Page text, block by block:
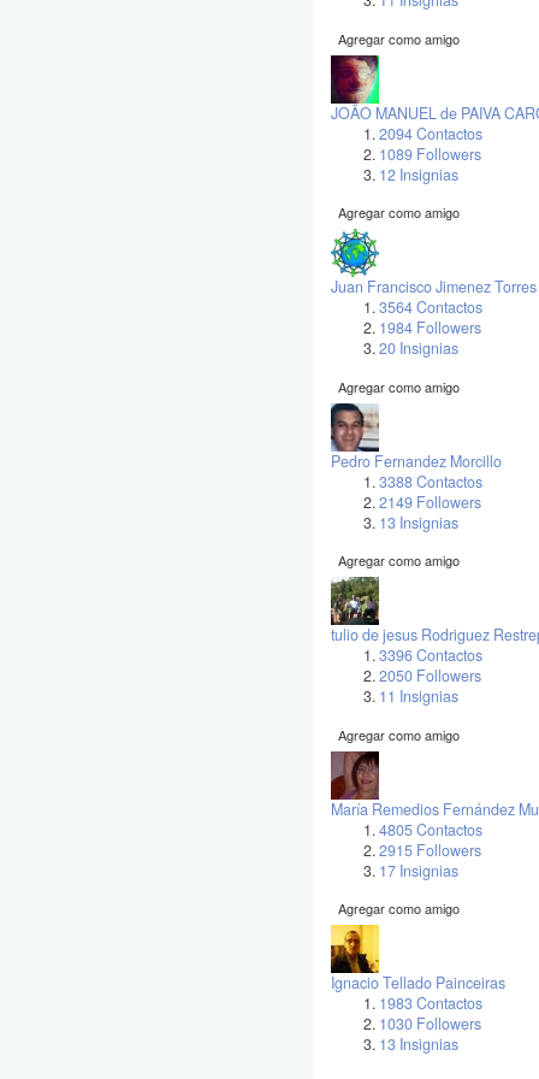
Agregar como amigo
JOÃO MANUEL de PAIVA
2094 Contactos
1089 Followers
12 Insignias
Agregar como amigo
Juan Francisco Jimenez Torres
3564 Contactos
1984 Followers
20 Insignias
Agregar como amigo
Pedro Fernandez Morcillo
3388 Contactos
2149 Followers
13 Insignias
Agregar como amigo
tulio de jesus Rodriguez
3396 Contactos
2050 Followers
11 Insignias
Agregar como amigo
María Remedios Fernández
4805 Contactos
2915 Followers
17 Insignias
Agregar como amigo
Ignacio Tellado Painceiras
1983 Contactos
1030 Followers
13 Insignias